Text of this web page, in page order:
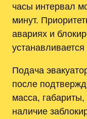
часы интервал
минут.
авариях и
Подача
после
масса,
наличие